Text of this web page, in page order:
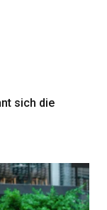
sich die